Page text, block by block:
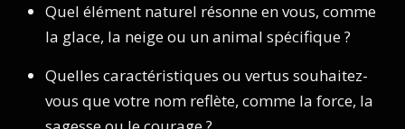
Quel élément naturel résonne en vous, comme
la glace, la neige ou un animal spécifique ?
Quelles caractéristiques ou vertus souhaitez-
vous que votre nom reflète, comme la force, la